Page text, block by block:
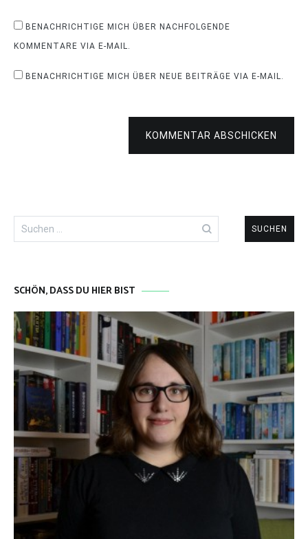
BENACHRICHTIGE MICH ÜBER NACHFOLGENDE
KOMMENTARE VIA E-MAIL.
BENACHRICHTIGE MICH ÜBER NEUE BEITRÄGE VIA E-MAIL.
KOMMENTAR ABSCHICKEN
Suchen
nach:
SCHÖN, DASS DU HIER BIST